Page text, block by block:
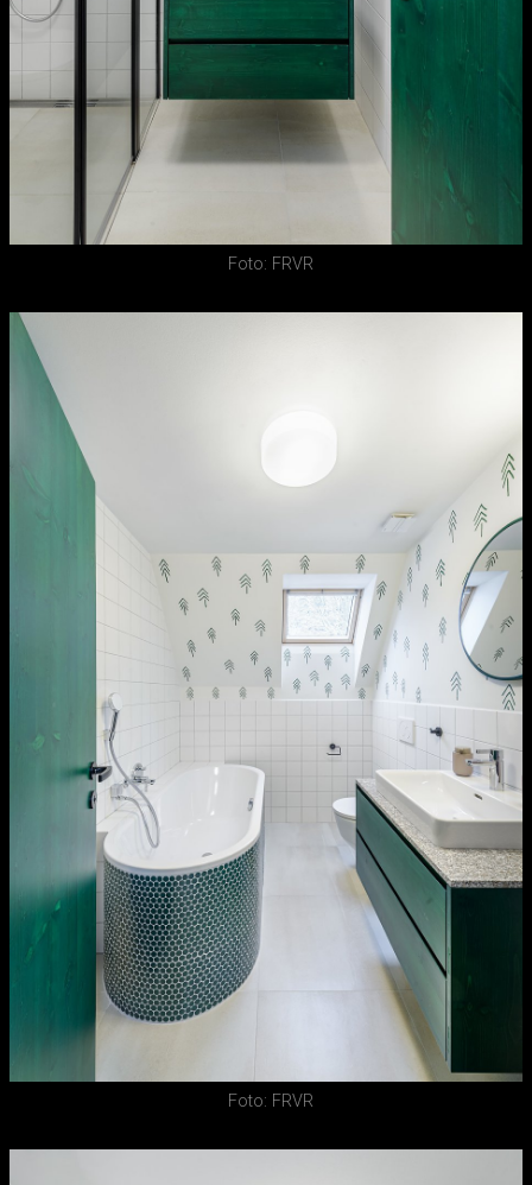
Foto: FRVR
Foto: FRVR